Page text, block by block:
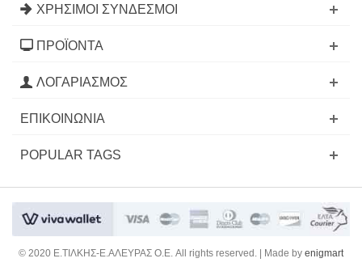
ΧΡΉΣΙΜΟΙ ΣΎΝΔΕΣΜΟΙ
ΠΡΟΪΌΝΤΑ
ΛΟΓΑΡΙΑΣΜΌΣ
ΕΠΙΚΟΙΝΩΝΊΑ
POPULAR TAGS
© 2020 E.ΤΙΛΚΗΣ-Ε.ΑΛΕΥΡΑΣ Ο.Ε. All rights reserved. | Made by enigmart